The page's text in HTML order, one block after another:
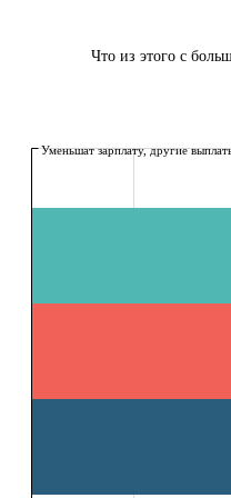
Что из этого с
Уменьшат зарплату, другие